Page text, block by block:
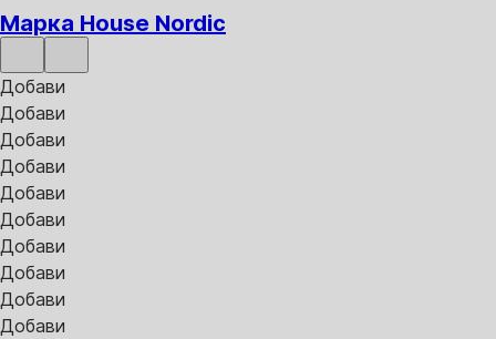
Марка House Nordic
Добави
Добави
Добави
Добави
Добави
Добави
Добави
Добави
Добави
Добави